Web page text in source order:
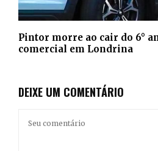
Pintor morre ao cair do 6°
comercial em Londrina
DEIXE UM COMENTÁRIO